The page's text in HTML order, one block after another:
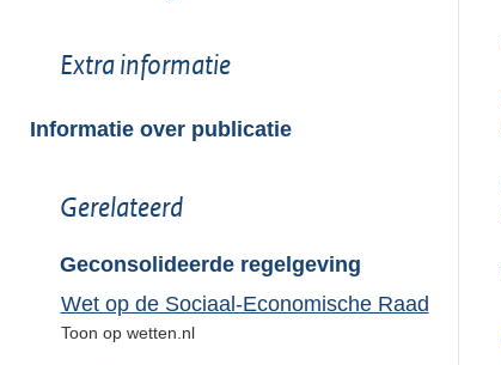
Toon
van:
Extra informatie
Informatie over publicatie
Toon
van:
Gerelateerd
Geconsolideerde regelgeving
Wet op de Sociaal-Economische Raad
Toon op wetten.nl